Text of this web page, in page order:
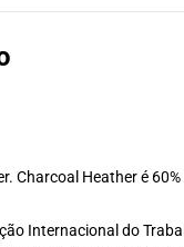
Charcoal Heather é
Internacional do